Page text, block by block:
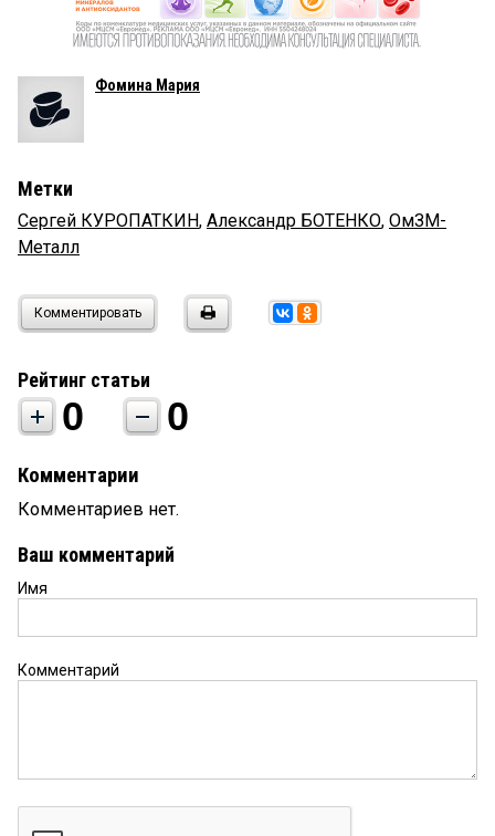
Фомина Мария
Метки
Сергей КУРОПАТКИН, Александр БОТЕНКО, ОмЗМ-
Металл
Комментировать
Рейтинг статьи
0 0
Комментарии
Комментариев нет.
Ваш комментарий
Имя
Комментарий